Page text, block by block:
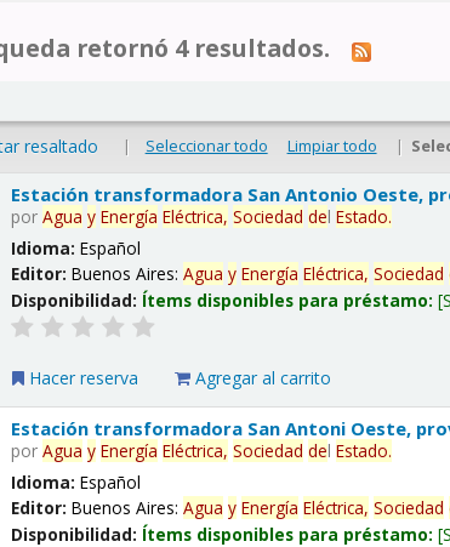
retornó 4 resultados.
resaltado | Seleccionar todo Limpiar todo |
Estación transformadora San Antonio Oeste,
porAgua y Energía Eléctrica, Sociedad delEstado.
Idioma:Español
Editor:Buenos Aires:Agua y Energía Eléctrica, Sociedad
Disponibilidad: Ítems disponibles para préstamo:
Hacer reserva Agregar al carrito
Estación transformadora San Antoni Oeste,
porAgua y Energía Eléctrica, Sociedad delEstado.
Idioma:Español
Editor:Buenos Aires:Agua y Energía Eléctrica, Sociedad
Disponibilidad: Ítems disponibles para préstamo: